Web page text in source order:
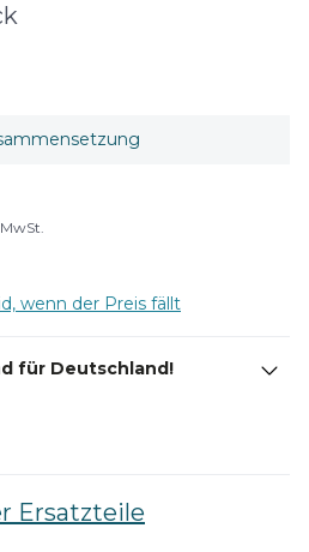
wenn der Preis fällt
für Deutschland!
Ersatzteile